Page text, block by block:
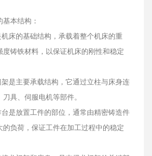
基本结构：
的基础结构，承载着整个机床的重
度铸铁材料，以保证机床的刚性和稳定
主要承载结构，它通过立柱与床身连
具、伺服电机等部件。
放置工件的部位，通常由精密铸造件
的负荷，保证工件在加工过程中的稳定